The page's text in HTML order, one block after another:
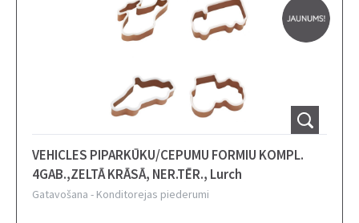
VEHICLES PIPARKŪKU/CEPUMU FORMIU KOMPL.
4GAB.,ZELTĀ KRĀSĀ, NER.TĒR., Lurch
Gatavošana - Konditorejas piederumi